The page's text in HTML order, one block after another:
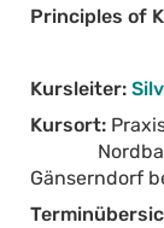
Principles of
Kursleiter:
Kursort:
Gänserndorf